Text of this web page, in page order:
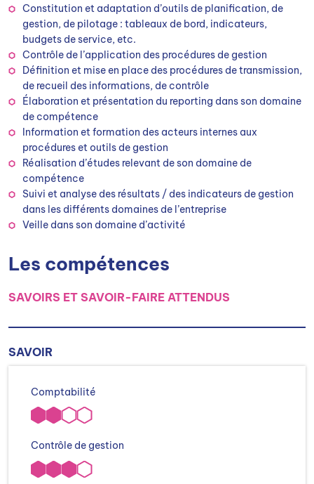
Constitution et adaptation d’outils de planification, de
gestion, de pilotage : tableaux de bord, indicateurs,
budgets de service, etc.
Contrôle de l’application des procédures de gestion
Définition et mise en place des procédures de transmission,
de recueil des informations, de contrôle
Élaboration et présentation du reporting dans son domaine
de compétence
Information et formation des acteurs internes aux
procédures et outils de gestion
Réalisation d’études relevant de son domaine de
compétence
Suivi et analyse des résultats / des indicateurs de gestion
dans les différents domaines de l’entreprise
Veille dans son domaine d’activité
Les compétences
SAVOIRS ET SAVOIR-FAIRE ATTENDUS
SAVOIR
Comptabilité
Contrôle de gestion